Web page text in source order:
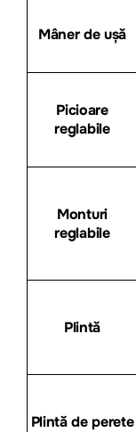
Mâner de ușă
Picioare
reglabile
Monturi
reglabile
Plintă
Plintă de perete